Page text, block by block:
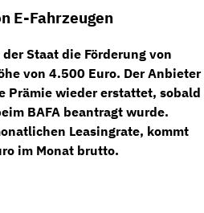
E-Fahrzeugen
Staat die Förderung von
von 4.500 Euro. Der Anbieter
Prämie wieder erstattet, sobald
BAFA beantragt wurde.
Leasingrate, kommt
im Monat brutto.